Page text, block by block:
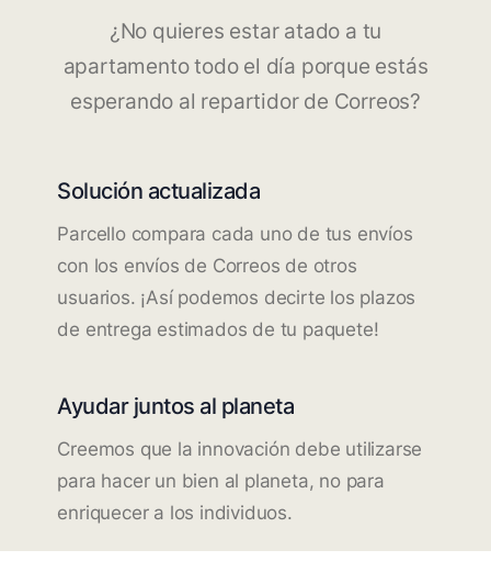
¿No quieres estar atado a tu
apartamento todo el día porque estás
esperando al repartidor de Correos?
Solución actualizada
Parcello compara cada uno de tus envíos
con los envíos de Correos de otros
usuarios. ¡Así podemos decirte los plazos
de entrega estimados de tu paquete!
Ayudar juntos al planeta
Creemos que la innovación debe utilizarse
para hacer un bien al planeta, no para
enriquecer a los individuos.